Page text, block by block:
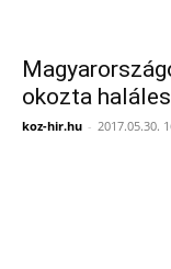
okozta
koz-hir.hu - 2017.05.30.